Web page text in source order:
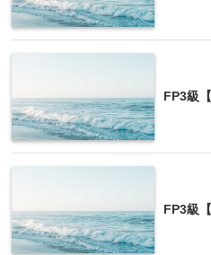
FP3級
FP3級